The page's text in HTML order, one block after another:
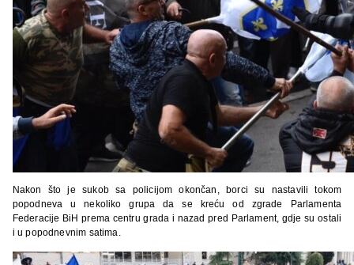
Nakon što je sukob sa policijom okončan, borci su nastavili tokom
popodneva u nekoliko grupa da se kreću od zgrade Parlamenta
Federacije BiH prema centru grada i nazad pred Parlament, gdje su ostali
i u popodnevnim satima.